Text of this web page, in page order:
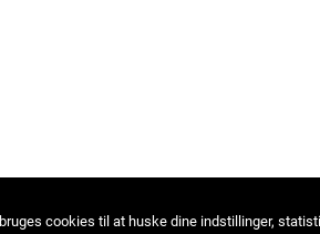
cookies til at huske dine indstillinger,